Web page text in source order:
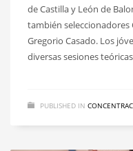
de Castilla y León de
también seleccionadores
Gregorio Casado. Los
diversas sesiones teóricas
PUBLISHED IN